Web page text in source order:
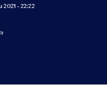
2021 - 22:22